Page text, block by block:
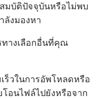
บัติปัจจุบันหรือไม่พบ
งมองหา
างเลือกอื่นที่คุณ
วในการอัพโหลดหรือ
อนไฟล์ไปยังหรือจาก